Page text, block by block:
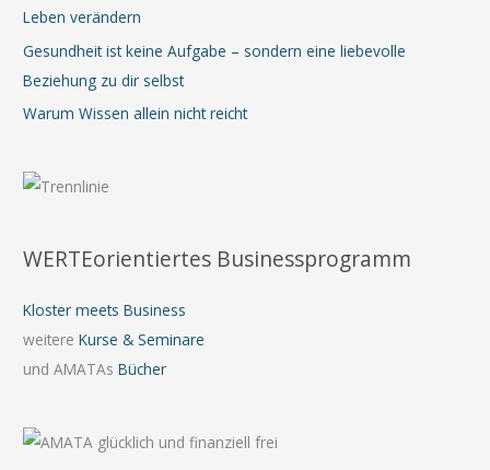
Leben verändern
Gesundheit ist keine Aufgabe – sondern eine liebevolle
Beziehung zu dir selbst
Warum Wissen allein nicht reicht
WERTEorientiertes Businessprogramm
Kloster meets Business
weitereKurse & Seminare
und AMATAsBücher